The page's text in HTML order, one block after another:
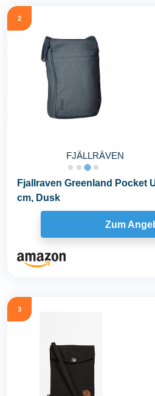
2
FJÄLLRÄVEN
Fjallraven Greenland Pocket
cm, Dusk
Zum
3